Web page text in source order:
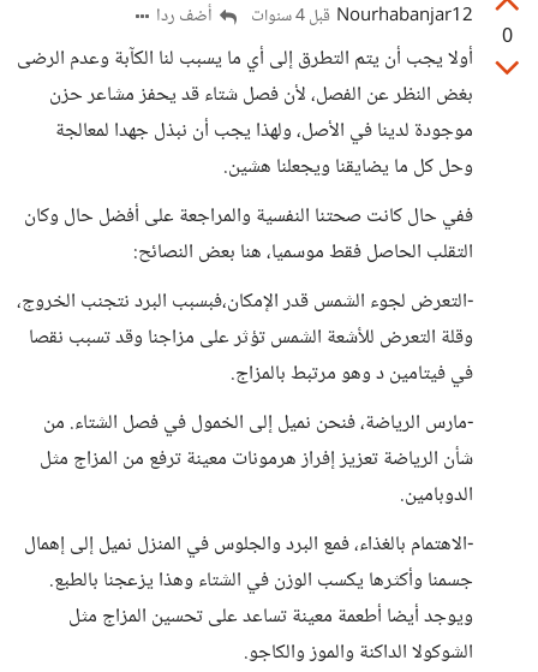
0
Nourhabanjar12 قبل 4 سنوات أضف ردا
أولا يجب أن يتم التطرق إلى أي ما يسبب لنا الكآبة وعدم الرضى
بغض النظر عن الفصل، لأن فصل شتاء قد يحفز مشاعر حزن
موجودة لدينا في الأصل، ولهذا يجب أن نبذل جهدا لمعالجة
وحل كل ما يضايقنا ويجعلنا هشين.
ففي حال كانت صحتنا النفسية والمراجعة على أفضل حال وكان
التقلب الحاصل فقط موسميا، هنا بعض النصائح:
-التعرض لجوء الشمس قدر الإمكان،فبسبب البرد نتجنب الخروج،
وقلة التعرض للأشعة الشمس تؤثر على مزاجنا وقد تسبب نقصا
في فيتامين د وهو مرتبط بالمزاج.
-مارس الرياضة، فنحن نميل إلى الخمول في فصل الشتاء. من
شأن الرياضة تعزيز إفراز هرمونات معينة ترفع من المزاج مثل
الدوبامين.
-الاهتمام بالغذاء، فمع البرد والجلوس في المنزل نميل إلى إهمال
جسمنا وأكثرها يكسب الوزن في الشتاء وهذا يزعجنا بالطبع.
ويوجد أيضا أطعمة معينة تساعد على تحسين المزاج مثل
الشوكولا الداكنة والموز والكاجو.